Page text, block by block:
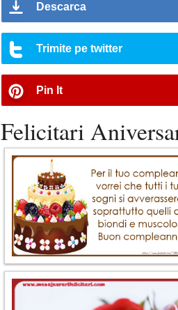
Descarca
Trimite pe twitter
Pin It
Felicitari